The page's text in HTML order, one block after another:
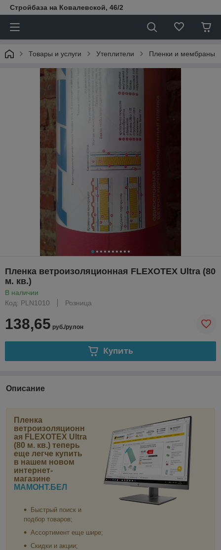
Стройбаза на Ковалевской, 46/2
Товары и услуги Утеплители Пленки и мембраны
Пленка ветроизоляционная FLEXOTEX Ultra (80
м. кв.)
В наличии
Код: PLN1010
Розница
138,65 руб./рулон
Купить
Описание
Пленка
ветроизоляционн
ая FLEXOTEX Ultra
(80 м. кв.) теперь
еще легче купить
в нашем новом
интернет-
магазине
МАМОНТ.БЕЛ
Быстрый поиск и
подбор товаров;
Ассортимент еще шире;
Скидки и акции;